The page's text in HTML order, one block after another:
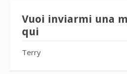
Vuoi inviarmi una
qui
Terry